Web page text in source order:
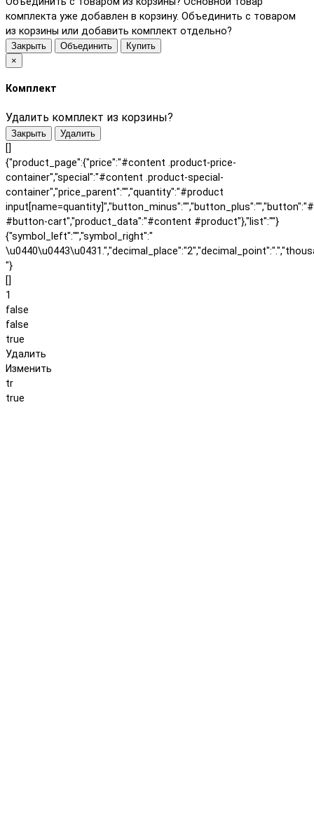
комплекта уже добавлен в корзину. Объединить с товаром
из корзины или добавить комплект отдельно?
Закрыть Объединить
Купить
×
Комплект
Удалить комплект из корзины?
Закрыть Удалить
[]
{"product_page":{"price":"#content .product-price-
container","special":"#content .product-special-
container","price_parent":"","quantity":"#product
#button-cart","product_data":"#content #product"},"list":""}
{"symbol_left":"","symbol_right":"
"}
[]
1
false
false
true
Удалить
Изменить
tr
true